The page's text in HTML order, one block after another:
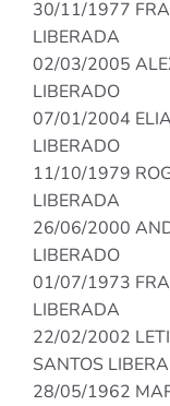
30/11/1977
LIBERADA
02/03/2005
LIBERADO
07/01/2004
LIBERADO
11/10/1979
LIBERADA
26/06/2000
LIBERADO
01/07/1973
LIBERADA
22/02/2002
SANTOS
28/05/1962